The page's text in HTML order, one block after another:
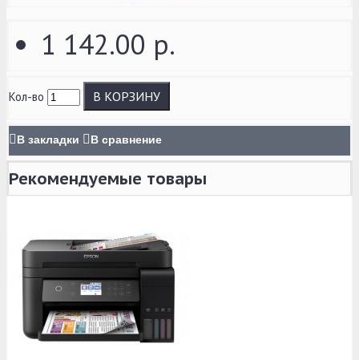
1 142.00 р.
Кол-во В КОРЗИНУ
В закладки В сравнение
Рекомендуемые товары